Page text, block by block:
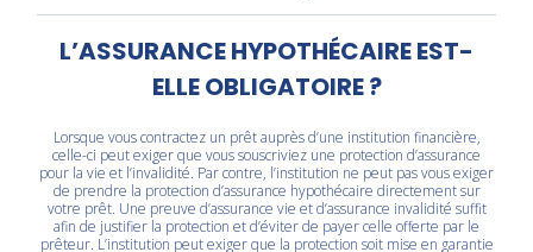
L’ASSURANCE HYPOTHÉCAIRE EST-
ELLE OBLIGATOIRE ?
Lorsque vous contractez un prêt auprès d’une institution financière,
celle-ci peut exiger que vous souscriviez une protection d’assurance
pour la vie et l’invalidité. Par contre, l’institution ne peut pas vous exiger
de prendre la protection d’assurance hypothécaire directement sur
votre prêt. Une preuve d’assurance vie et d’assurance invalidité suffit
afin de justifier la protection et d’éviter de payer celle offerte par le
prêteur. L’institution peut exiger que la protection soit mise en garantie